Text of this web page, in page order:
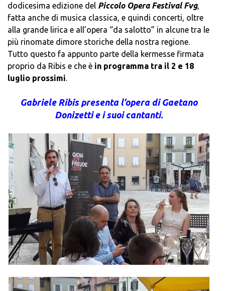
dodicesima edizione del Piccolo Opera Festival Fvg,
fatta anche di musica classica, e quindi concerti, oltre
alla grande lirica e all’opera “da salotto” in alcune tra le
più rinomate dimore storiche della nostra regione.
Tutto questo fa appunto parte della kermesse firmata
proprio da Ribis e che è in programma tra il 2 e 18
luglio prossimi.
Gabriele Ribis presenta l’opera di Gaetano
Donizetti e i suoi cantanti.